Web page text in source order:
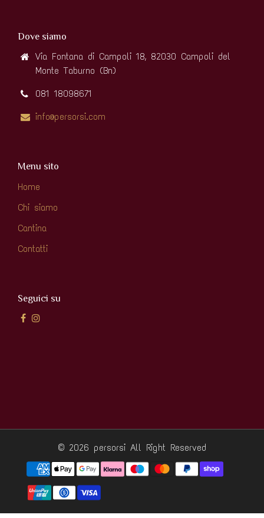
Dove siamo
Via Fontana di Campoli 18, 82030 Campoli del
Monte Taburno (Bn)
081 18098671
info@persorsi.com
Menu sito
Home
Chi siamo
Cantina
Contatti
Seguici su
© 2026 persorsi All Right Reserved